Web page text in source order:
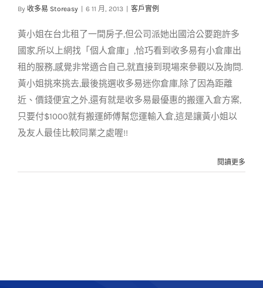
小倉庫
By 收多易 Storeasy 6 11 月, 2013 客戶實例
黃小姐在台北租了一間房子,但公司派她出國洽公要跑許多
國家,所以上網找「個人倉庫」,恰巧看到收多易有小倉庫出
租的服務,感覺非常適合自己,就直接到現場來參觀以及詢問.
黃小姐挑來挑去,最後挑選收多易迷你倉庫,除了因為距離
近、價錢便宜之外,還有就是收多易最優惠的搬運入倉方案,
只要付$1000就有搬運師傅幫您運輸入倉,這是讓黃小姐以
及友人最佳比較同業之處喔!!
閱讀更多